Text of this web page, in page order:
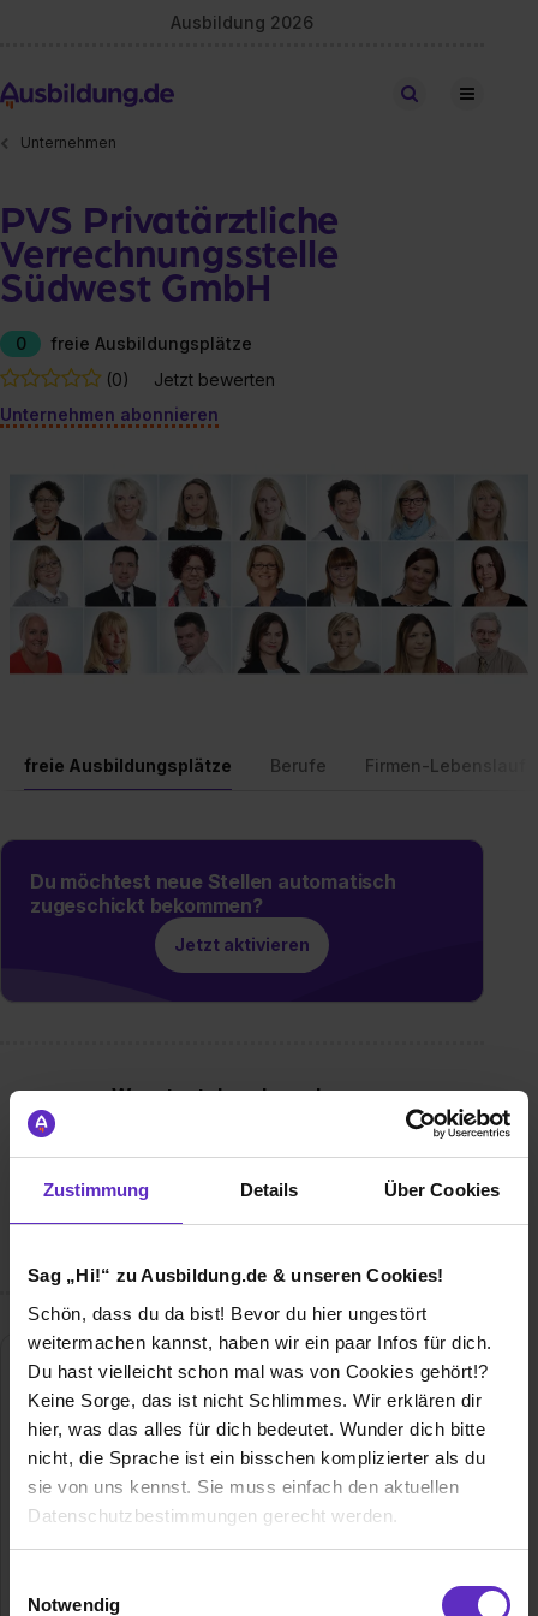
Zustimmung Details Über Cookies
Sag „Hi!“ zu Ausbildung.de & unseren Cookies!
Schön, dass du da bist! Bevor du hier ungestört
weitermachen kannst, haben wir ein paar Infos für dich.
Du hast vielleicht schon mal was von Cookies gehört!?
Keine Sorge, das ist nicht Schlimmes. Wir erklären dir
hier, was das alles für dich bedeutet. Wunder dich bitte
nicht, die Sprache ist ein bisschen komplizierter als du
sie von uns kennst. Sie muss einfach den aktuellen
Datenschutzbestimmungen gerecht werden.
Notwendig
Ausbildung 2026
Stellen finden
Unternehmen
PVS Privatärztliche
Verrechnungsstelle
Südwest GmbH
0
freie Ausbildungsplätze
(0)
Jetzt bewerten
Unternehmen abonnieren
freie Ausbildungsplätze Berufe Firmen-Lebenslauf
Du möchtest neue Stellen automatisch
zugeschickt bekommen?
Jetzt aktivieren
Wusstest du schon, dass...
Mit jährlich rund 2,2 Mio. versandten Rechnungen
repräsentiert die PVS Südwest eine Marke, die jeder
(Privat-)Patient in der Region kennt. Mehr als 3.300
PVS Privatärztliche Verrechnungsstelle
Südwest GmbH
C8, 9
68159 Mannheim
0621 164 208